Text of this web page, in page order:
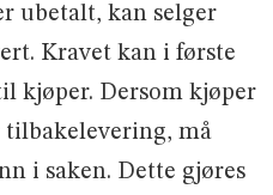
ubetalt, kan selger
Kravet kan i første
kjøper. Dersom kjøper
må
i saken. Dette gjøres